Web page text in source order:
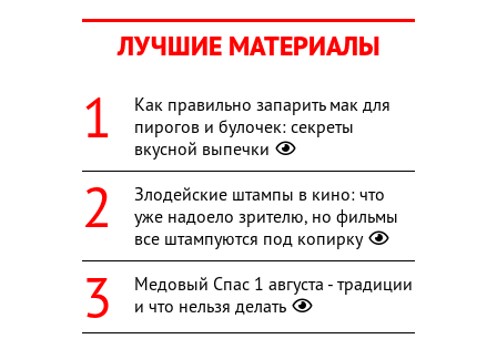
ЛУЧШИЕ МАТЕРИАЛЫ
Как правильно запарить мак для
пирогов и булочек: секреты
вкусной выпечки
Злодейские штампы в кино: что
уже надоело зрителю, но фильмы
все штампуются под копирку
Медовый Спас 1 августа - традиции
и что нельзя делать